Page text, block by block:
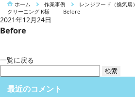
ホーム 作業事例 レンジフード（換気扇）
クリーニング K様
Before
2021年12月24日
Before
一覧に戻る
索:
最近のコメント